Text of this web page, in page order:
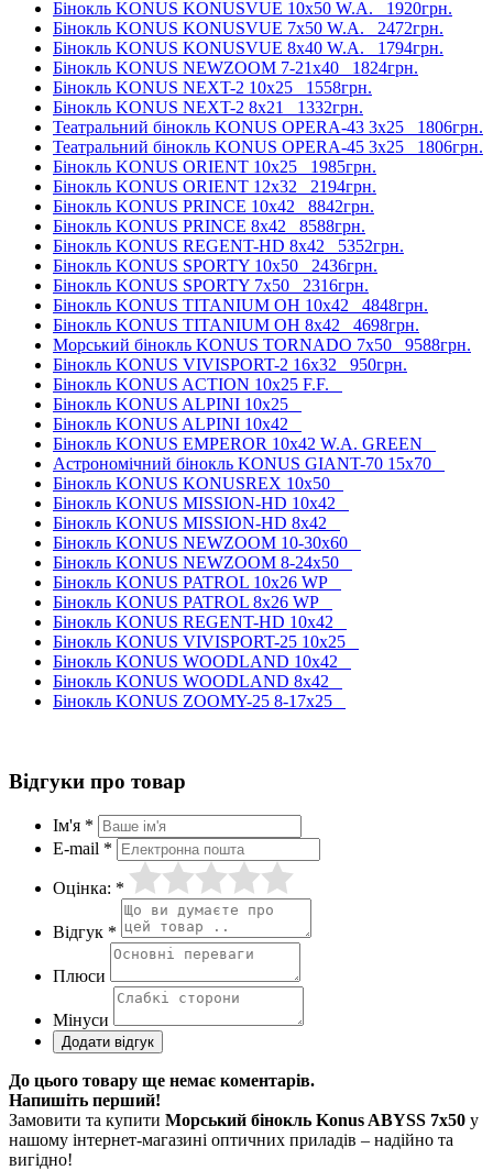
Бінокль KONUS KONUSVUE 10x50 W.A. 1920грн.
Бінокль KONUS KONUSVUE 7x50 W.A. 2472грн.
Бінокль KONUS KONUSVUE 8x40 W.A. 1794грн.
Бінокль KONUS NEWZOOM 7-21x40 1824грн.
Бінокль KONUS NEXT-2 10x25 1558грн.
Бінокль KONUS NEXT-2 8x21 1332грн.
Театральний бінокль KONUS OPERA-43 3x25 1806грн.
Театральний бінокль KONUS OPERA-45 3x25 1806грн.
Бінокль KONUS ORIENT 10x25 1985грн.
Бінокль KONUS ORIENT 12x32 2194грн.
Бінокль KONUS PRINCE 10x42 8842грн.
Бінокль KONUS PRINCE 8x42 8588грн.
Бінокль KONUS REGENT-HD 8x42 5352грн.
Бінокль KONUS SPORTY 10x50 2436грн.
Бінокль KONUS SPORTY 7x50 2316грн.
Бінокль KONUS TITANIUM OH 10x42 4848грн.
Бінокль KONUS TITANIUM OH 8x42 4698грн.
Морський бінокль KONUS TORNADO 7x50 9588грн.
Бінокль KONUS VIVISPORT-2 16x32 950грн.
Бінокль KONUS ACTION 10x25 F.F.
Бінокль KONUS ALPINI 10x25
Бінокль KONUS ALPINI 10x42
Бінокль KONUS EMPEROR 10x42 W.A. GREEN
Астрономічний бінокль KONUS GIANT-70 15x70
Бінокль KONUS KONUSREX 10x50
Бінокль KONUS MISSION-HD 10x42
Бінокль KONUS MISSION-HD 8x42
Бінокль KONUS NEWZOOM 10-30x60
Бінокль KONUS NEWZOOM 8-24x50
Бінокль KONUS PATROL 10x26 WP
Бінокль KONUS PATROL 8x26 WP
Бінокль KONUS REGENT-HD 10x42
Бінокль KONUS VIVISPORT-25 10x25
Бінокль KONUS WOODLAND 10x42
Бінокль KONUS WOODLAND 8x42
Бінокль KONUS ZOOMY-25 8-17x25
Відгуки про товар
Ім'я *
E-mail *
Оцінка: *
Відгук *
Плюси
Мінуси
До цього товару ще немає коментарів.
Напишіть перший!
Замовити та купити Морський бінокль Konus ABYSS 7x50 у
нашому інтернет-магазині оптичних приладів – надійно та
вигідно!